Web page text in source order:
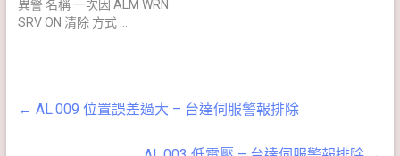
異警 名稱 一次因 ALM WRN
SRV ON 清除 方式 …
← AL.009 位置誤差過大 – 台達伺服警報排除